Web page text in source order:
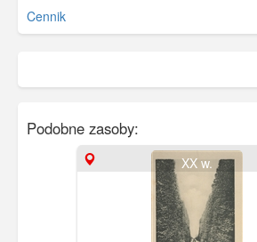
Cennik
Podobne zasoby:
XX w.